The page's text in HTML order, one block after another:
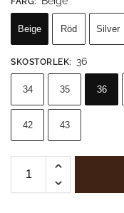
Beige Röd Silver
SKOSTORLEK: 36
34 35 36
42 43